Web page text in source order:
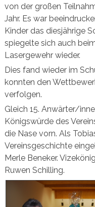
von der großen
Jahr. Es war
Kinder das diesjährige
spiegelte sich auch
Lasergewehr wieder.
Dies fand wieder im
konnten den
verfolgen.
Gleich 15. Anwärter/
Königswürde des
die Nase vorn. Als
Vereinsgeschichte
Merle Beneker.
Ruwen Schilling.